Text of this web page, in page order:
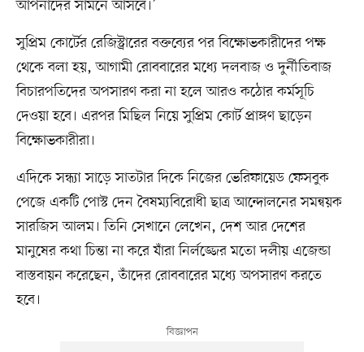
আপনাদের সামনে আসবে।’
সুপ্রিম কোর্টের রেজিস্ট্রারের বক্তব্যের পর বিক্ষোভকারীদের পক্ষ
থেকে বলা হয়, আগামী রোববারের মধ্যে দলবাজ ও দুর্নীতিবাজ
বিচারপতিদের অপসারণ করা না হলে আরও কঠোর কর্মসূচি
দেওয়া হবে। এরপর মিছিল নিয়ে সুপ্রিম কোর্ট প্রাঙ্গণ ছাড়েন
বিক্ষোভকারীরা।
এদিকে সন্ধ্যা সাড়ে সাতটার দিকে নিজের ভেরিফায়েড ফেসবুক
পেজে একটি পোস্ট দেন বৈষম্যবিরোধী ছাত্র আন্দোলনের সমন্বয়ক
সারজিস আলম। তিনি সেখানে লেখেন, দেশ আর দেশের
মানুষের কথা চিন্তা না করে যাঁরা নির্লজ্জের মতো দলীয় এজেন্ডা
বাস্তবায়ন করেছেন, তাঁদের রোববারের মধ্যে অপসারণ করতে
হবে।